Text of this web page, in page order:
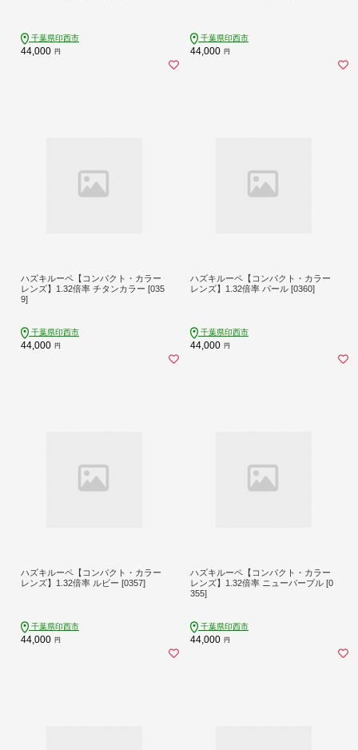
千葉県印西市
44,000 円
千葉県印西市
44,000 円
ハズキルーペ【コンパクト・カラー
レンズ】1.32倍率 チタンカラー [035
9]
千葉県印西市
44,000 円
ハズキルーペ【コンパクト・カラー
レンズ】1.32倍率 パール [0360]
千葉県印西市
44,000 円
ハズキルーペ【コンパクト・カラー
レンズ】1.32倍率 ルビー [0357]
千葉県印西市
44,000 円
ハズキルーペ【コンパクト・カラー
レンズ】1.32倍率 ニューパープル [0
355]
千葉県印西市
44,000 円